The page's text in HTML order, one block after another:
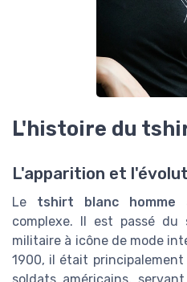
L'histoire du
L'apparition et
Le tshirt blanc homme
complexe. Il est passé
militaire à icône de mode
1900, il était